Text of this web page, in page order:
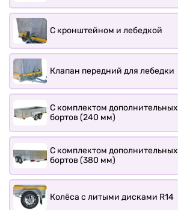
С кронштейном и лебедкой
Клапан передний для лебедки
С комплектом дополнительных
бортов (240 мм)
С комплектом дополнительных
бортов (380 мм)
Колёса с литыми дисками R14